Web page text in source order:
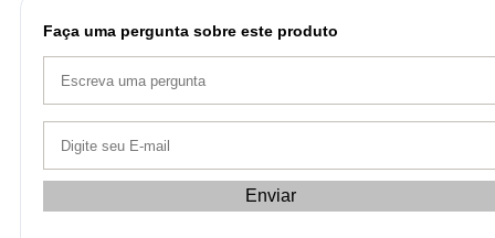
Faça uma pergunta sobre este produto
Enviar